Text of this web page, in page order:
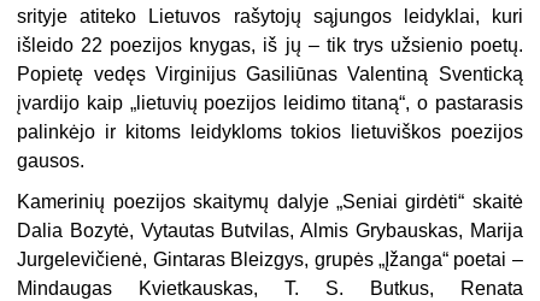
srityje atiteko Lietuvos rašytojų sąjungos leidyklai, kuri
išleido 22 poezijos knygas, iš jų – tik trys užsienio poetų.
Popietę vedęs Virginijus Gasiliūnas Valentiną Sventicką
įvardijo kaip „lietuvių poezijos leidimo titaną“, o pastarasis
palinkėjo ir kitoms leidykloms tokios lietu­viškos poezijos
gausos.
Kamerinių poezijos skaitymų dalyje „Seniai girdėti“ skaitė
Dalia Bozytė, Vytautas Butvilas, Almis Grybauskas, Marija
Jurge­levičienė, Gintaras Bleizgys, grupės „Įžanga“ poetai –
Mindaugas Kvietkauskas, T. S. Butkus, Renata